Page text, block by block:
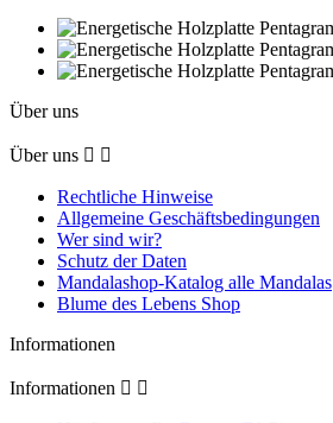
Über uns
Über uns  
Rechtliche Hinweise
Allgemeine Geschäftsbedingungen
Wer sind wir?
Schutz der Daten
Mandalashop-Katalog alle Mandalas
Blume des Lebens Shop
Informationen
Informationen  